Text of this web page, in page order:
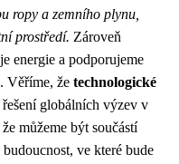
ropy a zemního plynu,
prostředí. Zároveň
energie a podporujeme
Věříme, že technologické
globálních výzev v
můžeme být součástí
ve které bude